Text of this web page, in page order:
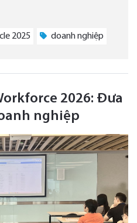
2025 doanh nghiệp
2026: Đưa
nghiệp